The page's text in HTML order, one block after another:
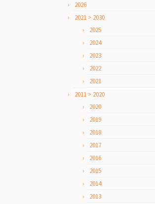
2026
2021 > 2030
2025
2024
2023
2022
2021
2011 > 2020
2020
2019
2018
2017
2016
2015
2014
2013